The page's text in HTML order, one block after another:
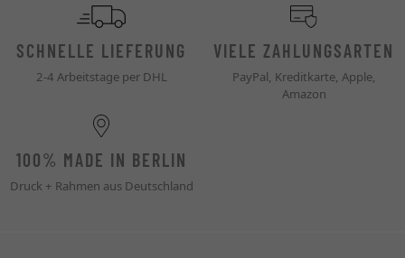
SCHNELLE LIEFERUNG
2-4 Arbeitstage per DHL
VIELE ZAHLUNGSARTEN
PayPal, Kreditkarte, Apple,
Amazon
100% MADE IN BERLIN
Druck + Rahmen aus Deutschland